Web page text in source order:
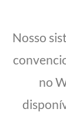
Nosso
no